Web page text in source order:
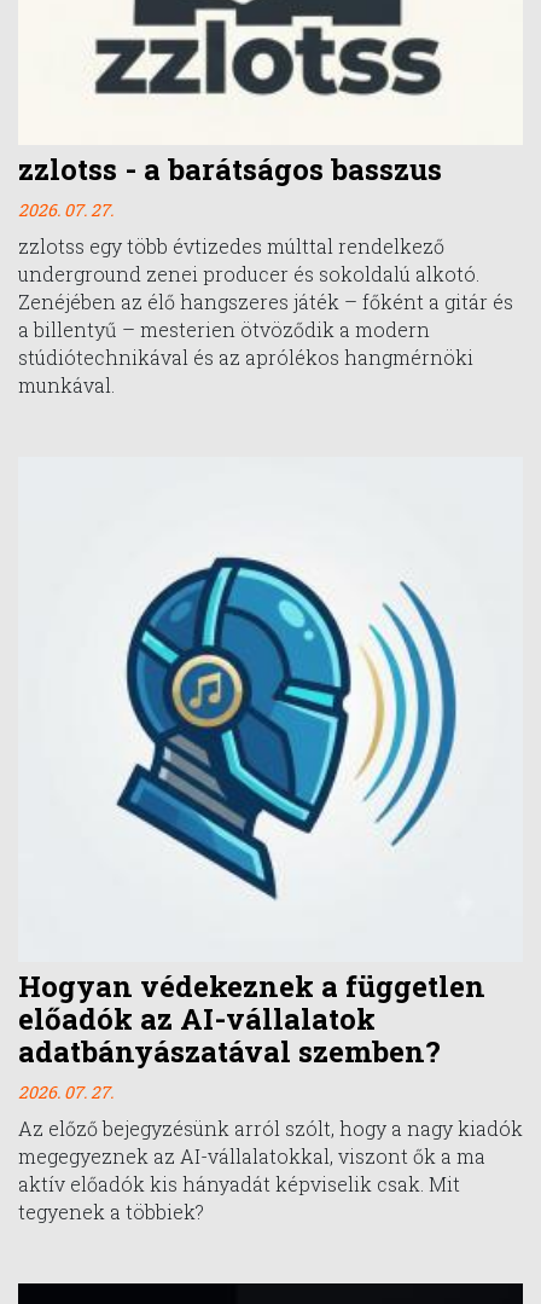
zzlotss - a barátságos basszus
2026. 07. 27.
zzlotss egy több évtizedes múlttal rendelkező
underground zenei producer és sokoldalú alkotó.
Zenéjében az élő hangszeres játék – főként a gitár és
a billentyű – mesterien ötvöződik a modern
stúdiótechnikával és az aprólékos hangmérnöki
munkával.
Hogyan védekeznek a független
előadók az AI-vállalatok
adatbányászatával szemben?
2026. 07. 27.
Az előző bejegyzésünk arról szólt, hogy a nagy kiadók
megegyeznek az AI-vállalatokkal, viszont ők a ma
aktív előadók kis hányadát képviselik csak. Mit
tegyenek a többiek?